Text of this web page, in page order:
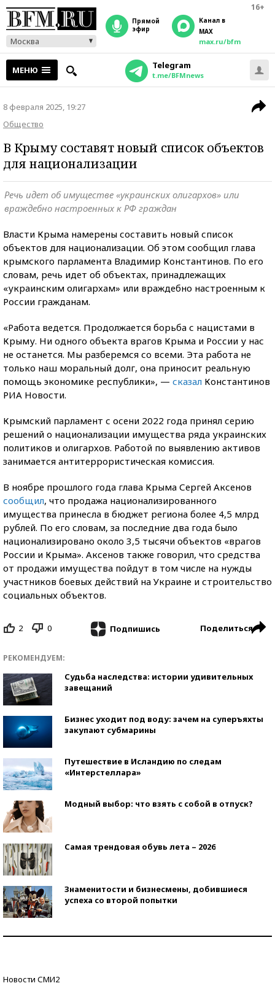
16+
Москва
прямой
эфир
Канал в
MAX
max.ru/bfm
МЕНЮ Telegram
t.me/BFMnews
8 февраля 2025, 19:27
Общество
В Крыму составят новый список объектов
для национализации
Речь идет об имуществе «украинских олигархов» или
враждебно настроенных к РФ граждан
Власти Крыма намерены составить новый список
объектов для национализации. Об этом сообщил глава
крымского парламента Владимир Константинов. По его
словам, речь идет об объектах, принадлежащих
«украинским олигархам» или враждебно настроенным к
России гражданам.
«Работа ведется. Продолжается борьба с нацистами в
Крыму. Ни одного объекта врагов Крыма и России у нас
не останется. Мы разберемся со всеми. Эта работа не
только наш моральный долг, она приносит реальную
помощь экономике республики», — сказал Константинов
РИА Новости.
Крымский парламент с осени 2022 года принял серию
решений о национализации имущества ряда украинских
политиков и олигархов. Работой по выявлению активов
занимается антитеррористическая комиссия.
В ноябре прошлого года глава Крыма Сергей Аксенов
сообщил, что продажа национализированного
имущества принесла в бюджет региона более 4,5 млрд
рублей. По его словам, за последние два года было
национализировано около 3,5 тысячи объектов «врагов
России и Крыма». Аксенов также говорил, что средства
от продажи имущества пойдут в том числе на нужды
участников боевых действий на Украине и строительство
социальных объектов.
2 0 Подпишись Поделиться
РЕКОМЕНДУЕМ:
Судьба наследства: истории удивительных
завещаний
Бизнес уходит под воду: зачем на суперъяхты
закупают субмарины
Путешествие в Исландию по следам
«Интерстеллара»
Модный выбор: что взять с собой в отпуск?
Самая трендовая обувь лета – 2026
Знаменитости и бизнесмены, добившиеся
успеха со второй попытки
Новости СМИ2